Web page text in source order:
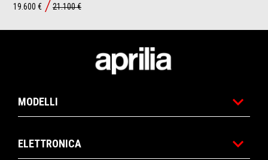
19.600 € 21.100 €
MODELLI
ELETTRONICA